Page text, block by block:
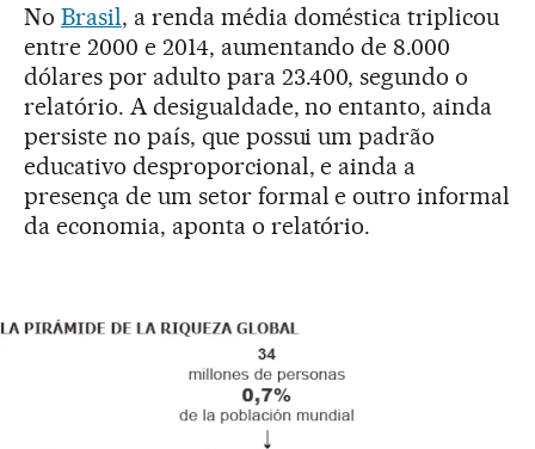
No Brasil, a renda média doméstica triplicou
entre 2000 e 2014, aumentando de 8.000
dólares por adulto para 23.400, segundo o
relatório. A desigualdade, no entanto, ainda
persiste no país, que possui um padrão
educativo desproporcional, e ainda a
presença de um setor formal e outro informal
da economia, aponta o relatório.